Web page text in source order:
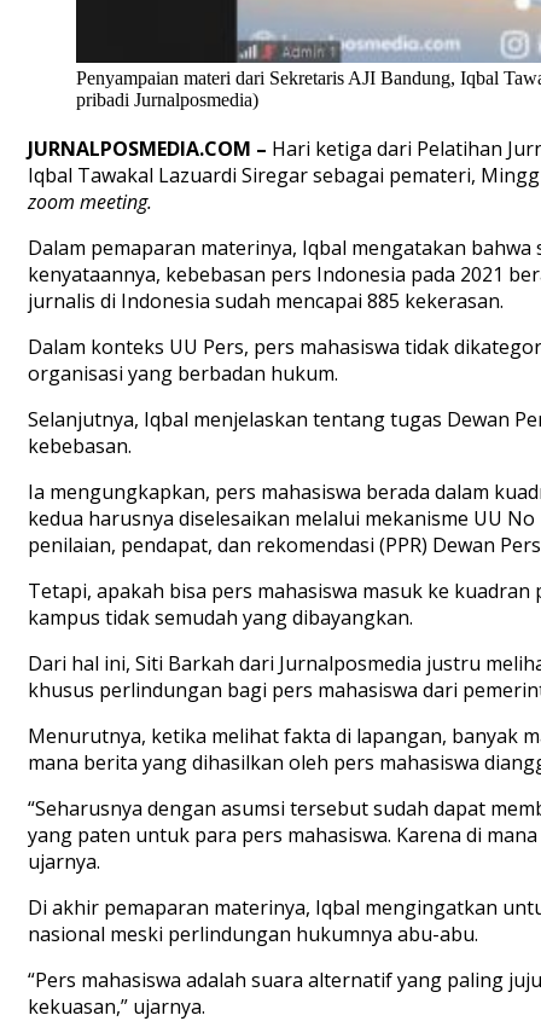
Penyampaian materi dari Sekretaris AJI Bandung, Iqbal
pribadi Jurnalposmedia)
JURNALPOSMEDIA.COM – Hari ketiga dari Pelatihan
Iqbal Tawakal Lazuardi Siregar sebagai pemateri,
zoom meeting.
Dalam pemaparan materinya, Iqbal mengatakan
kenyataannya, kebebasan pers Indonesia pada 2021
jurnalis di Indonesia sudah mencapai 885 kekerasan.
Dalam konteks UU Pers, pers mahasiswa tidak
organisasi yang berbadan hukum.
Selanjutnya, Iqbal menjelaskan tentang tugas Dewan
kebebasan.
Ia mengungkapkan, pers mahasiswa berada dalam
kedua harusnya diselesaikan melalui mekanisme UU
penilaian, pendapat, dan rekomendasi (PPR) Dewan
Tetapi, apakah bisa pers mahasiswa masuk ke
kampus tidak semudah yang dibayangkan.
Dari hal ini, Siti Barkah dari Jurnalposmedia justru
khusus perlindungan bagi pers mahasiswa dari
Menurutnya, ketika melihat fakta di lapangan, banyak
mana berita yang dihasilkan oleh pers mahasiswa
“Seharusnya dengan asumsi tersebut sudah dapat
yang paten untuk para pers mahasiswa. Karena di
ujarnya.
Di akhir pemaparan materinya, Iqbal mengingatkan
nasional meski perlindungan hukumnya abu-abu.
“Pers mahasiswa adalah suara alternatif yang paling
kekuasan,” ujarnya.